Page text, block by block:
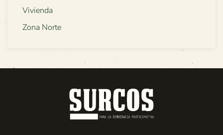
Vivienda
Zona Norte